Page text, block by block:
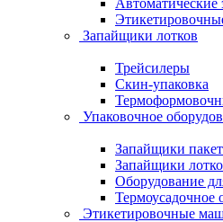
Запайщики лотков
Трейсилеры
Скин-упаковка
Упаковочное
Запайщики
Запайщики
Оборудование
Термоусадочное
Этикетировочные